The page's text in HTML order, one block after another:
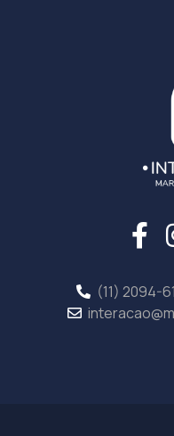
(11) 2094-